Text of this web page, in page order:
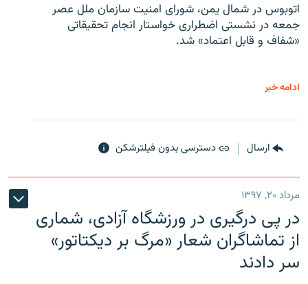
اتوبوس در شمال یمن، شورای امنیت سازمان ملل عصر
جمعه در نشستی اضطراری خواستار انجام تحقیقاتی
«شفاف و قابل اعتماد» شد.
ادامه خبر
ارسال دسترسی بدون فیلترشکن
مرداد ۲۰, ۱۳۹۷
در پی درگیری در ورزشگاه آزادی، شماری
از تماشاگران شعار «مرگ بر دیکتاتور»
سر دادند